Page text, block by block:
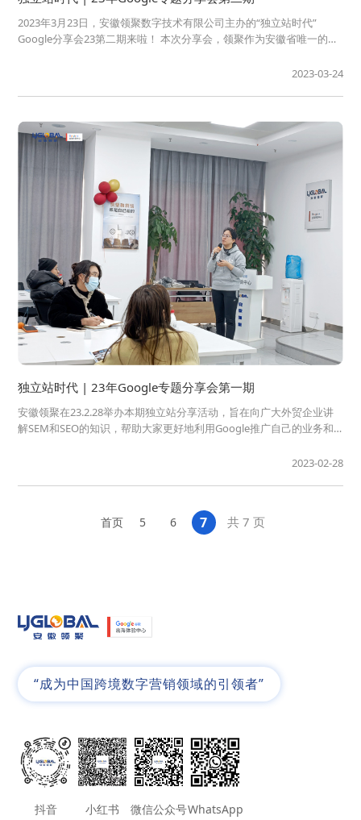
2023年3月23日，安徽领聚数字技术有限公司主办的“独立站时代”
Google分享会23第二期来啦！ 本次分享会，领聚作为安徽省唯一的一
Google中国区渠道事业部总监——Shirley Yuan来分享如何利用2023-03-24
独立站时代 | 23年Google专题分享会第一期
安徽领聚在23.2.28举办本期独立站分享活动，旨在向广大外贸企业讲
解SEM和SEO的知识，帮助大家更好地利用Google推广自己的业务和
总监Shirley和资深SEO优化师DongMing为外贸企业讲解如何以独立
2023-02-28
首页 5 6 7 共 7 页
“成为中国跨境数字营销领域的引领者”
抖音 小红书 微信公众号WhatsApp